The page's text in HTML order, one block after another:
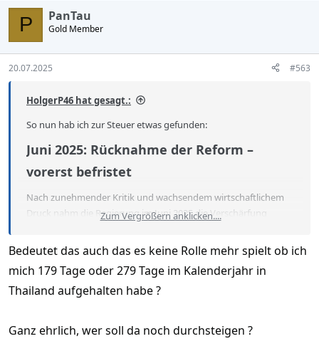
c
o
n
s
:
P PanTau
Gold Member
20.07.2025 #563
HolgerP46 hat gesagt.:
So nun hab ich zur Steuer etwas gefunden:
Juni 2025: Rücknahme der Reform –
vorerst befristet​
Nach zunehmender Kritik und wachsendem wirtschaftlichem
Druck nahm die Regierung im Juni 2025 die Verschärfung
Ende 2026
. Das bedeutet:
Mit anderen Worten:
und erst 2025 oder später nach Thailand gebracht wird, bleibt
Zum Vergrößern anklicken....
Bedeutet das auch das es keine Rolle mehr spielt ob ich
mich 179 Tage oder 279 Tage im Kalenderjahr in
Thailand aufgehalten habe ?
Ganz ehrlich, wer soll da noch durchsteigen ?